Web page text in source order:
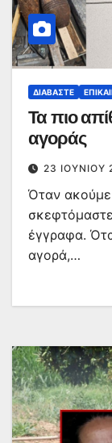
ΔΙΑΒΆΣΤΕ
Τα πιο
αγοράς
23 ΙΟΥΝΊΟΥ
Όταν
έγγραφα.
αγορά,…